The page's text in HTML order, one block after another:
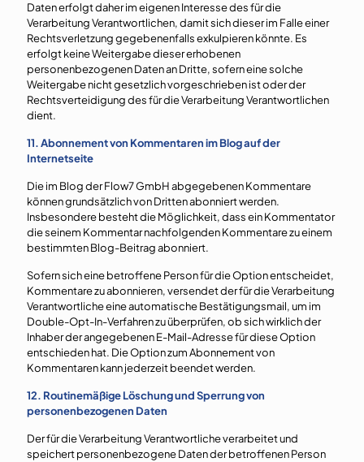
Daten erfolgt daher im eigenen Interesse des für die
Verarbeitung Verantwortlichen, damit sich dieser im Falle einer
Rechtsverletzung gegebenenfalls exkulpieren könnte. Es
erfolgt keine Weitergabe dieser erhobenen
personenbezogenen Daten an Dritte, sofern eine solche
Weitergabe nicht gesetzlich vorgeschrieben ist oder der
Rechtsverteidigung des für die Verarbeitung Verantwortlichen
dient.
11. Abonnement von Kommentaren im Blog auf der
Internetseite
Die im Blog der Flow7 GmbH abgegebenen Kommentare
können grundsätzlich von Dritten abonniert werden.
Insbesondere besteht die Möglichkeit, dass ein Kommentator
die seinem Kommentar nachfolgenden Kommentare zu einem
bestimmten Blog-Beitrag abonniert.
Sofern sich eine betroffene Person für die Option entscheidet,
Kommentare zu abonnieren, versendet der für die Verarbeitung
Verantwortliche eine automatische Bestätigungsmail, um im
Double-Opt-In-Verfahren zu überprüfen, ob sich wirklich der
Inhaber der angegebenen E-Mail-Adresse für diese Option
entschieden hat. Die Option zum Abonnement von
Kommentaren kann jederzeit beendet werden.
12. Routinemäßige Löschung und Sperrung von
personenbezogenen Daten
Der für die Verarbeitung Verantwortliche verarbeitet und
speichert personenbezogene Daten der betroffenen Person